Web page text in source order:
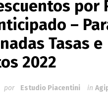
por
–
Tasas e
2022
por Estudio Piacentini in